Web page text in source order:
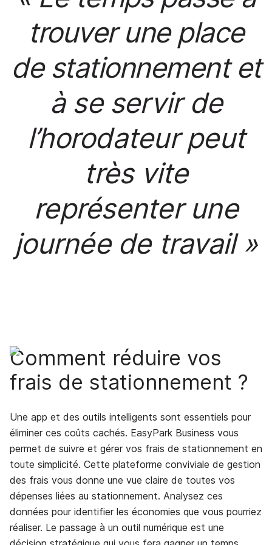
trouver une place
de stationnement et
à se servir de
l’horodateur peut
très vite
représenter une
journée de travail »
Comment réduire vos
frais de stationnement ?
Une app et des outils intelligents sont essentiels pour
éliminer ces coûts cachés. EasyPark Business vous
permet de suivre et gérer vos frais de stationnement en
toute simplicité. Cette plateforme conviviale de gestion
des frais vous donne une vue claire de toutes vos
dépenses liées au stationnement. Analysez ces
données pour identifier les économies que vous pourriez
réaliser. Le passage à un outil numérique est une